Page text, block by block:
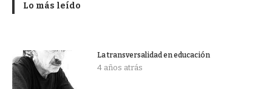
Lo más leído
La transversalidad en educación
4 años atrás